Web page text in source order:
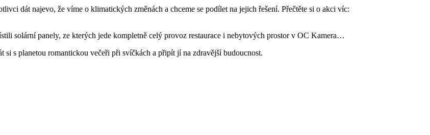
dát najevo, že víme o klimatických změnách a chceme se podílet na jejich řešení. Přečtěte si o akci víc:
solární panely, ze kterých jede kompletně celý provoz restaurace i nebytových prostor v OC Kamera…
s planetou romantickou večeři při svíčkách a připít jí na zdravější budoucnost.